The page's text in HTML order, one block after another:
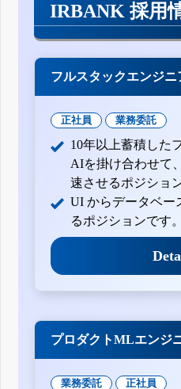
IRBANK 採用
フルスタックエンジニ
正社員 業務委託
10年以上蓄積した
AIを掛け合わせて
速させるポジショ
UI からデータベー
るポジションです。
プロダクトMLエンジ
業務委託 正社員